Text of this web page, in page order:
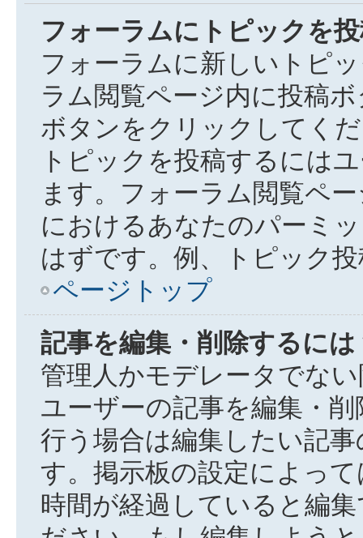
フォーラムにトピックを
フォーラムに新しいトピ
ラム閲覧ページ内に投稿
ボタンをクリックしてく
トピックを投稿するには
ます。フォーラム閲覧ペ
におけるあなたのパーミ
はずです。例、トピック
ページトップ
記事を編集・削除するには
管理人かモデレータでな
ユーザーの記事を編集・
行う場合は編集したい記
す。掲示板の設定によっ
時間が経過していると編